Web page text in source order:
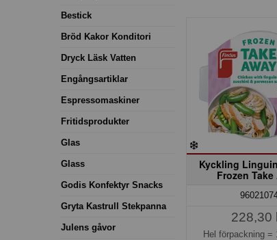
Bestick
Bröd Kakor Konditori
Dryck Läsk Vatten
Engångsartiklar
Espressomaskiner
Fritidsprodukter
Glas
Glass
Godis Konfektyr Snacks
Gryta Kastrull Stekpanna
Julens gåvor
Kyckling
Frozen Take
228,30
Hel förpackning =